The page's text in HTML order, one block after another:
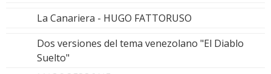
La Canariera - HUGO FATTORUSO
Dos versiones del tema venezolano "El Diablo
Suelto"